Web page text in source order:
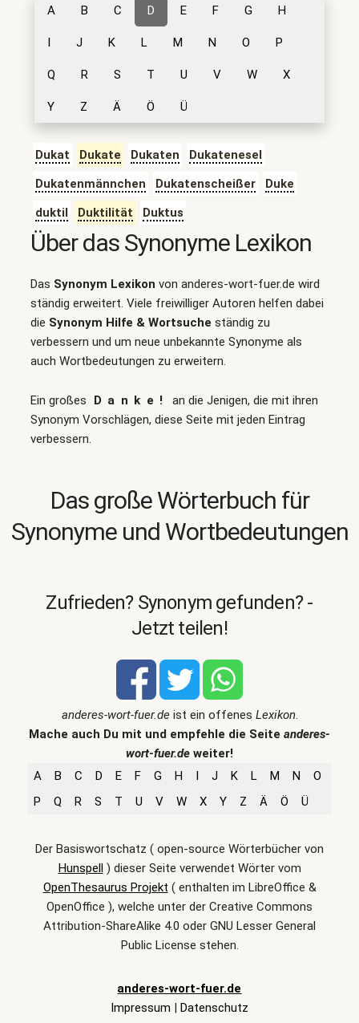
A B C D E F G H
I J K L M N O P
Q R S T U V W X
Y Z Ä Ö Ü
Dukat Dukate Dukaten
Dukatenesel
Dukatenmännchen
Dukatenscheißer
Duke
duktil
Duktilität Duktus
Über das Synonyme Lexikon
Das Synonym Lexikon von anderes-wort-fuer.de wird
ständig erweitert. Viele freiwilliger Autoren helfen dabei
die Synonym Hilfe & Wortsuche ständig zu
verbessern und um neue unbekannte Synonyme als
auch Wortbedeutungen zu erweitern.
Ein großes Danke!
an die Jenigen, die mit ihren
Synonym Vorschlägen, diese Seite mit jeden Eintrag
verbessern.
Das große Wörterbuch für
Synonyme und Wortbedeutungen
Zufrieden? Synonym gefunden? -
Jetzt teilen!
anderes-wort-fuer.deist ein offenes Lexikon.
Mache auch Du mit und empfehle die Seite anderes-
wort-fuer.de weiter!
A
B C D E F G H I J K L M N
O
P
Q R S T U V W X Y Z Ä Ö Ü
Der Basiswortschatz ( open-source Wörterbücher von
Hunspell) dieser Seite verwendet Wörter vom
OpenThesaurus Projekt ( enthalten im LibreOffice &
OpenOffice ), welche unter der Creative Commons
Attribution-ShareAlike 4.0 oder GNU Lesser General
Public License stehen.
anderes-wort-fuer.de
Impressum | Datenschutz